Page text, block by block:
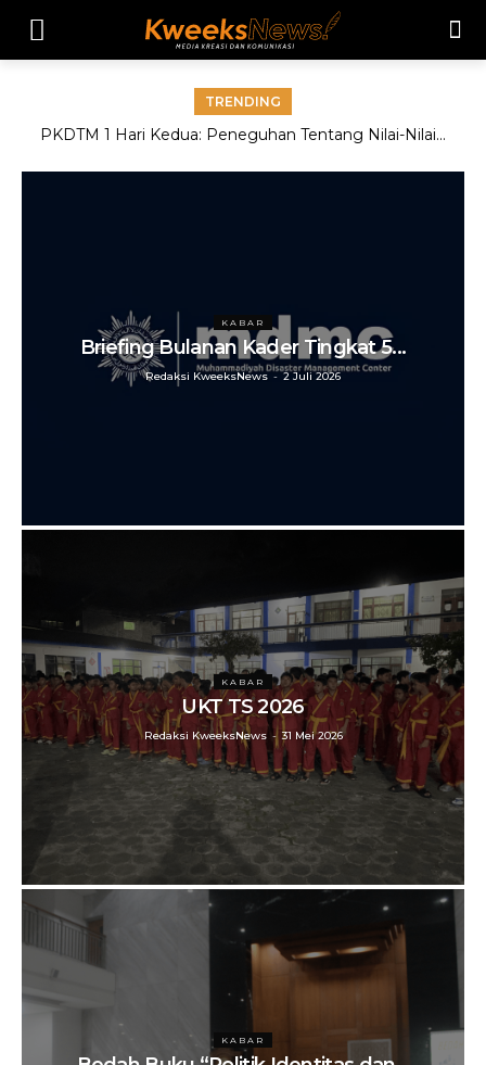
TRENDING
PKDTM 1 Hari Kedua: Peneguhan Tentang Nilai-Nilai...
KABAR
Briefing Bulanan Kader Tingkat 5...
Redaksi KweeksNews - 2 Juli 2026
KABAR
UKT TS 2026
Redaksi KweeksNews - 31 Mei 2026
KABAR